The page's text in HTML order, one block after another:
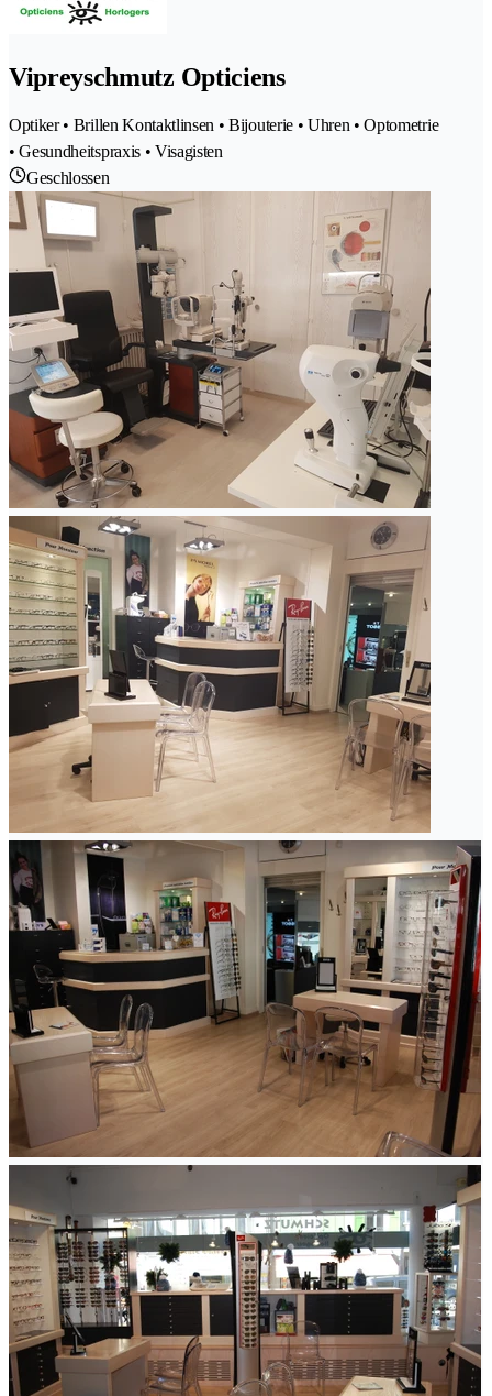
Vipreyschmutz Opticiens
Optiker • Brillen Kontaktlinsen • Bijouterie • Uhren • Optometrie
• Gesundheitspraxis • Visagisten
Geschlossen